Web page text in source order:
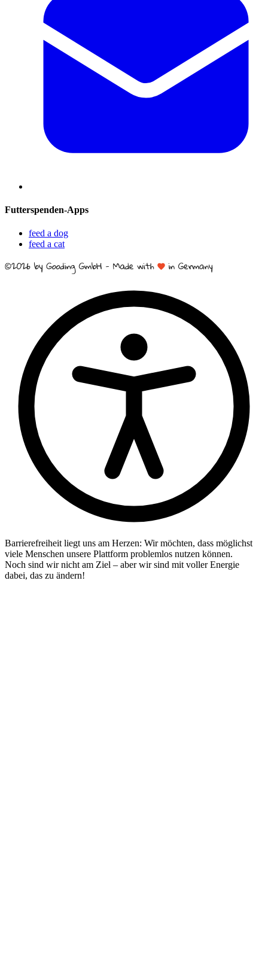
Futterspenden-Apps
feed a dog
feed a cat
Barrierefreiheit liegt uns am Herzen: Wir möchten, dass möglichst
viele Menschen unsere Plattform problemlos nutzen können.
Noch sind wir nicht am Ziel – aber wir sind mit voller Energie
dabei, das zu ändern!